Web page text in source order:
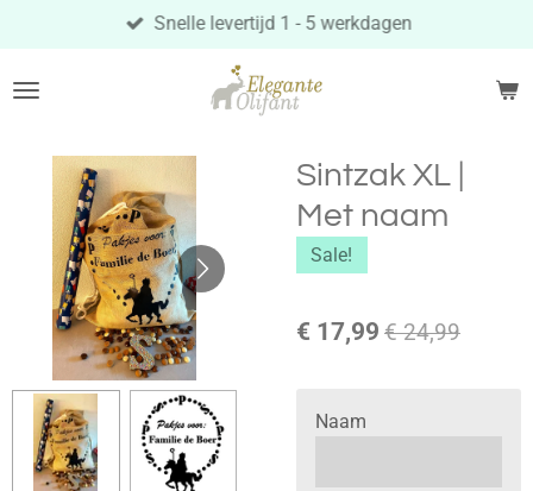
direct
naar
Snelle levertijd 1 - 5 werkdagen
Sintzak XL |
Met naam
Sale!
€ 17,99 € 24,99
Naam